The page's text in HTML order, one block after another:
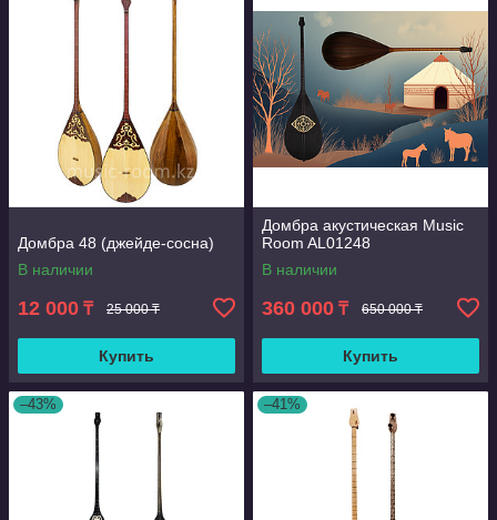
Домбра 48 (джейде-сосна)
В наличии
12 000 ₸ 25 000 ₸
Купить
Домбра акустическая Music
Room AL01248
В наличии
360 000 ₸ 650 000 ₸
Купить
–43% –41%